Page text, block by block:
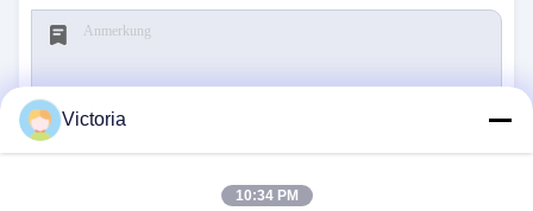
Reichen Sie ein
Victoria
10:34 PM